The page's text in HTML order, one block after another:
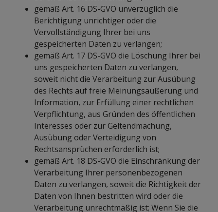
gemäß Art. 16 DS-GVO unverzüglich die
Berichtigung unrichtiger oder die
Vervollständigung Ihrer bei uns
gespeicherten Daten zu verlangen;
gemäß Art. 17 DS-GVO die Löschung Ihrer bei
uns gespeicherten Daten zu verlangen,
soweit nicht die Verarbeitung zur Ausübung
des Rechts auf freie Meinungsäußerung und
Information, zur Erfüllung einer rechtlichen
Verpflichtung, aus Gründen des öffentlichen
Interesses oder zur Geltendmachung,
Ausübung oder Verteidigung von
Rechtsansprüchen erforderlich ist;
gemäß Art. 18 DS-GVO die Einschränkung der
Verarbeitung Ihrer personenbezogenen
Daten zu verlangen, soweit die Richtigkeit der
Daten von Ihnen bestritten wird oder die
Verarbeitung unrechtmäßig ist; Wenn Sie die